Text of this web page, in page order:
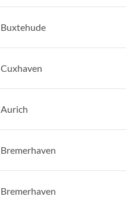
Buxtehude
Cuxhaven
Aurich
Bremerhaven
Bremerhaven